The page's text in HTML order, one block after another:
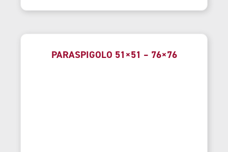
PARASPIGOLO 51×51 – 76×76